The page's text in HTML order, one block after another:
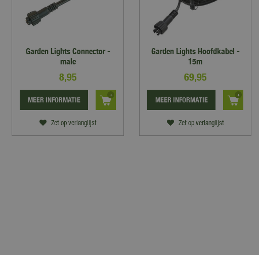
Garden Lights Connector -
male
8,95
Zet op verlanglijst
MEER INFORMATIE
Garden Lights Hoofdkabel -
15m
69,95
Zet op verlanglijst
MEER INFORMATIE